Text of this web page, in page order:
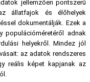
jellemzően pontszerű
állatfajok és élőhelyek
dokumentálják. Ezek a
populációméretéről adnak
helyekről. Mindez jól
az adatok rendszeres
reális képet kapjanak az